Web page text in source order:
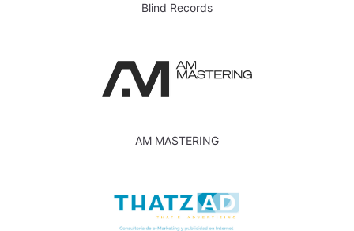
Blind Records
AM MASTERING